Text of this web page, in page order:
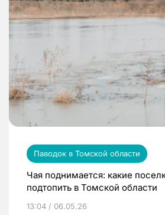
Паводок в Томской области
Чая поднимается: какие
подтопить в Томской области
13:04 / 06.05.26